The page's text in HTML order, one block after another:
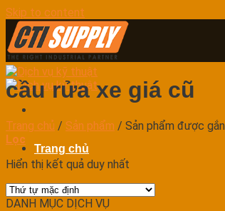
Skip to content
Trang chủ
Dịch vụ
cầu rửa xe giá cũ
Trang chủ / Sản phẩm / Sản phẩm được
Lọc
Hiển thị kết quả duy nhất
DANH MỤC DỊCH VỤ